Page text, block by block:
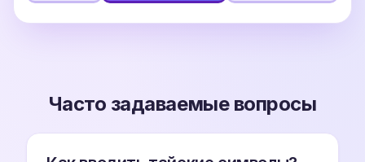
Часто задаваемые вопросы